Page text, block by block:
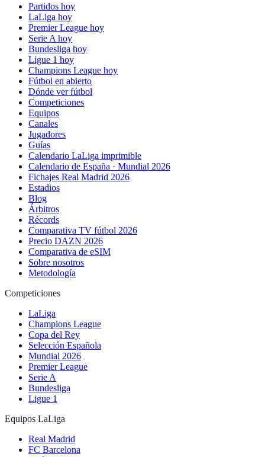
Partidos hoy
LaLiga hoy
Premier League hoy
Serie A hoy
Bundesliga hoy
Ligue 1 hoy
Champions League hoy
Fútbol en abierto
Dónde ver fútbol
Competiciones
Equipos
Canales
Jugadores
Guías
Calendario LaLiga imprimible
Calendario de España · Mundial 2026
Fichajes Real Madrid 2026
Estadios
Blog
Árbitros
Récords
Comparativa TV fútbol 2026
Precio DAZN 2026
Comparativa de eSIM
Sobre nosotros
Metodología
Competiciones
LaLiga
Champions League
Copa del Rey
Selección Española
Mundial 2026
Premier League
Serie A
Bundesliga
Ligue 1
Equipos LaLiga
Real Madrid
FC Barcelona